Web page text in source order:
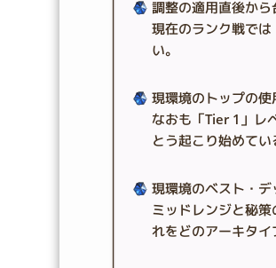
調整の適用直後から
現在のランク戦で
い。
現環境のトップの
なおも「Tier 1」レ
とう起こり始めてい
現環境のベスト・デ
ミッドレンジと秘
れをどのアーキタイ